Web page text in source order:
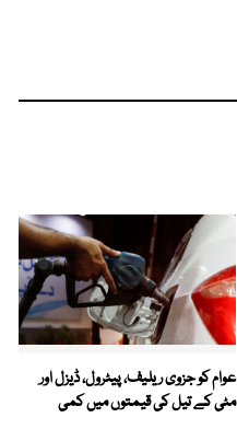
عوام کو جزوی ریلیف، پیٹرول، ڈیزل اور
مٹی کے تیل کی قیمتوں میں کمی